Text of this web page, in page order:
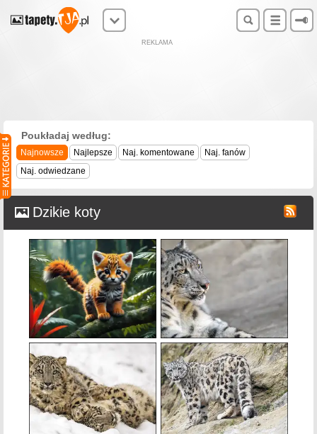
REKLAMA
Poukładaj według:
Najnowsze Najlepsze Naj. komentowane
Naj. fanów
Naj. odwiedzane
Dzikie koty